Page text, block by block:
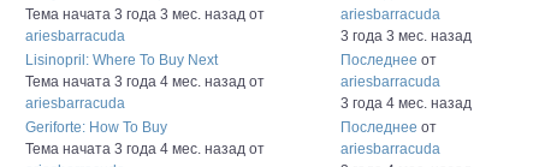
Тема начата 3 года 3 мес. назад от
ariesbarracuda
ariesbarracuda
3 года 3 мес. назад
Lisinopril: Where To Buy Next
Тема начата 3 года 4 мес. назад от
ariesbarracuda
Последнее от
ariesbarracuda
3 года 4 мес. назад
Geriforte: How To Buy
Тема начата 3 года 4 мес. назад от
Последнее от
ariesbarracuda